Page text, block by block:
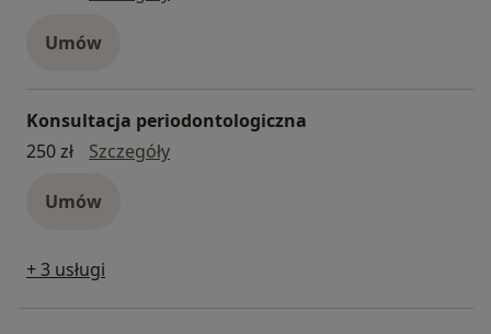
Umów
Konsultacja periodontologiczna
250 zł
SzczegółyKonsultacja periodontologiczna
Umów
+ 3 usługi